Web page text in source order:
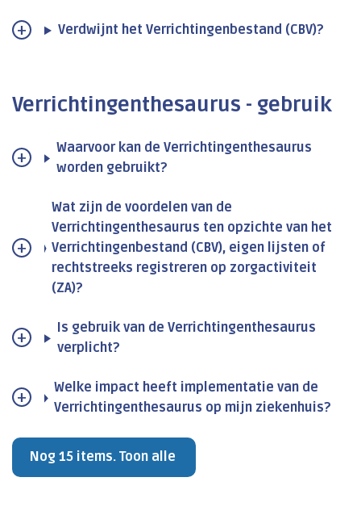
Verdwijnt het Verrichtingenbestand (CBV)?
Verrichtingenthesaurus - gebruik
Waarvoor kan de Verrichtingenthesaurus
worden gebruikt?
Wat zijn de voordelen van de
Verrichtingenthesaurus ten opzichte van het
Verrichtingenbestand (CBV), eigen lijsten of
rechtstreeks registreren op zorgactiviteit
(ZA)?
Is gebruik van de Verrichtingenthesaurus
verplicht?
Welke impact heeft implementatie van de
Verrichtingenthesaurus op mijn ziekenhuis?
Nog 15 items. Toon alle